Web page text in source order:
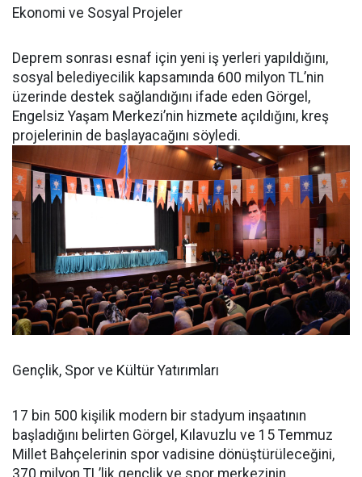
Ekonomi ve Sosyal Projeler
Deprem sonrası esnaf için yeni iş yerleri yapıldığını,
sosyal belediyecilik kapsamında 600 milyon TL’nin
üzerinde destek sağlandığını ifade eden Görgel,
Engelsiz Yaşam Merkezi’nin hizmete açıldığını, kreş
projelerinin de başlayacağını söyledi.
Gençlik, Spor ve Kültür Yatırımları
17 bin 500 kişilik modern bir stadyum inşaatının
başladığını belirten Görgel, Kılavuzlu ve 15 Temmuz
Millet Bahçelerinin spor vadisine dönüştürüleceğini,